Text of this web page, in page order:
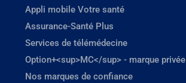
Appli mobile Votre santé
Assurance-Santé Plus
Services de télémédecine
Option+<sup>MC</sup> - marque privée
Nos marques de confiance